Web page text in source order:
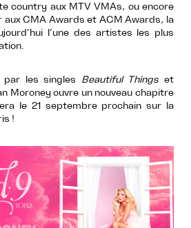
country aux MTV VMAs, ou encore
CMA Awards et ACM Awards, la
l’une des artistes les plus
les singles Beautiful Things et
Moroney ouvre un nouveau chapitre
le 21 septembre prochain sur la
!